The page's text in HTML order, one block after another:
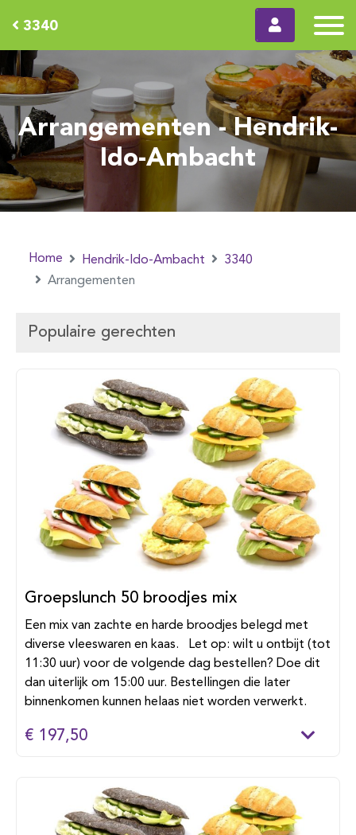
3340
Arrangementen - Hendrik-
Ido-Ambacht
Home Hendrik-Ido-Ambacht
3340
Arrangementen
Populaire gerechten
Groepslunch 50 broodjes mix
Een mix van zachte en harde broodjes belegd met
diverse vleeswaren en kaas. Let op: wilt u ontbijt (tot
11:30 uur) voor de volgende dag bestellen? Doe dit
dan uiterlijk om 15:00 uur. Bestellingen die later
binnenkomen kunnen helaas niet worden verwerkt.
€ 197,50